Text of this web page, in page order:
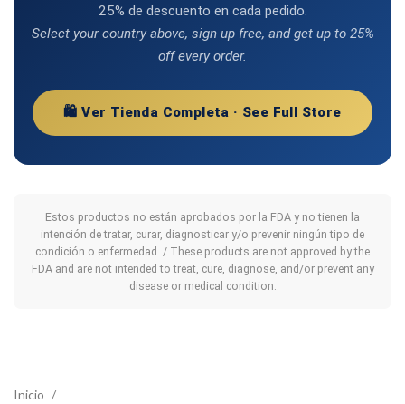
25% de descuento en cada pedido.
Select your country above, sign up free, and get up to 25%
off every order.
🛍️ Ver Tienda Completa · See Full Store
Estos productos no están aprobados por la FDA y no tienen la
intención de tratar, curar, diagnosticar y/o prevenir ningún tipo de
condición o enfermedad. / These products are not approved by the
FDA and are not intended to treat, cure, diagnose, and/or prevent any
disease or medical condition.
Inicio